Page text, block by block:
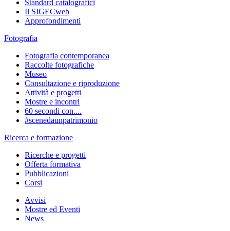
Standard catalografici
Il SIGECweb
Approfondimenti
Fotografia
Fotografia contemporanea
Raccolte fotografiche
Museo
Consultazione e riproduzione
Attività e progetti
Mostre e incontri
60 secondi con....
#scenedaunpatrimonio
Ricerca e formazione
Ricerche e progetti
Offerta formativa
Pubblicazioni
Corsi
Avvisi
Mostre ed Eventi
News